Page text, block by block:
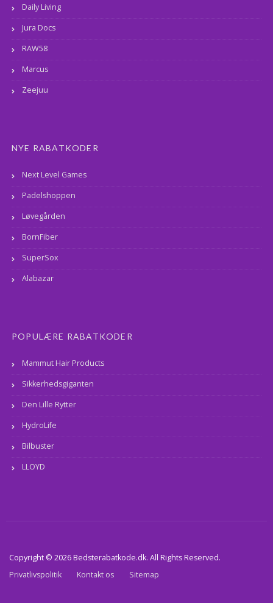
Daily Living
Jura Docs
RAW58
Marcus
Zeejuu
NYE RABATKODER
Next Level Games
Padelshoppen
Løvegården
BornFiber
SuperSox
Alabazar
POPULÆRE RABATKODER
Mammut Hair Products
Sikkerhedsgiganten
Den Lille Rytter
HydroLife
Bilbuster
LLOYD
Copyright © 2026 Bedsterabatkode.dk. All Rights Reserved.
Privatlivspolitik
Kontakt os Sitemap